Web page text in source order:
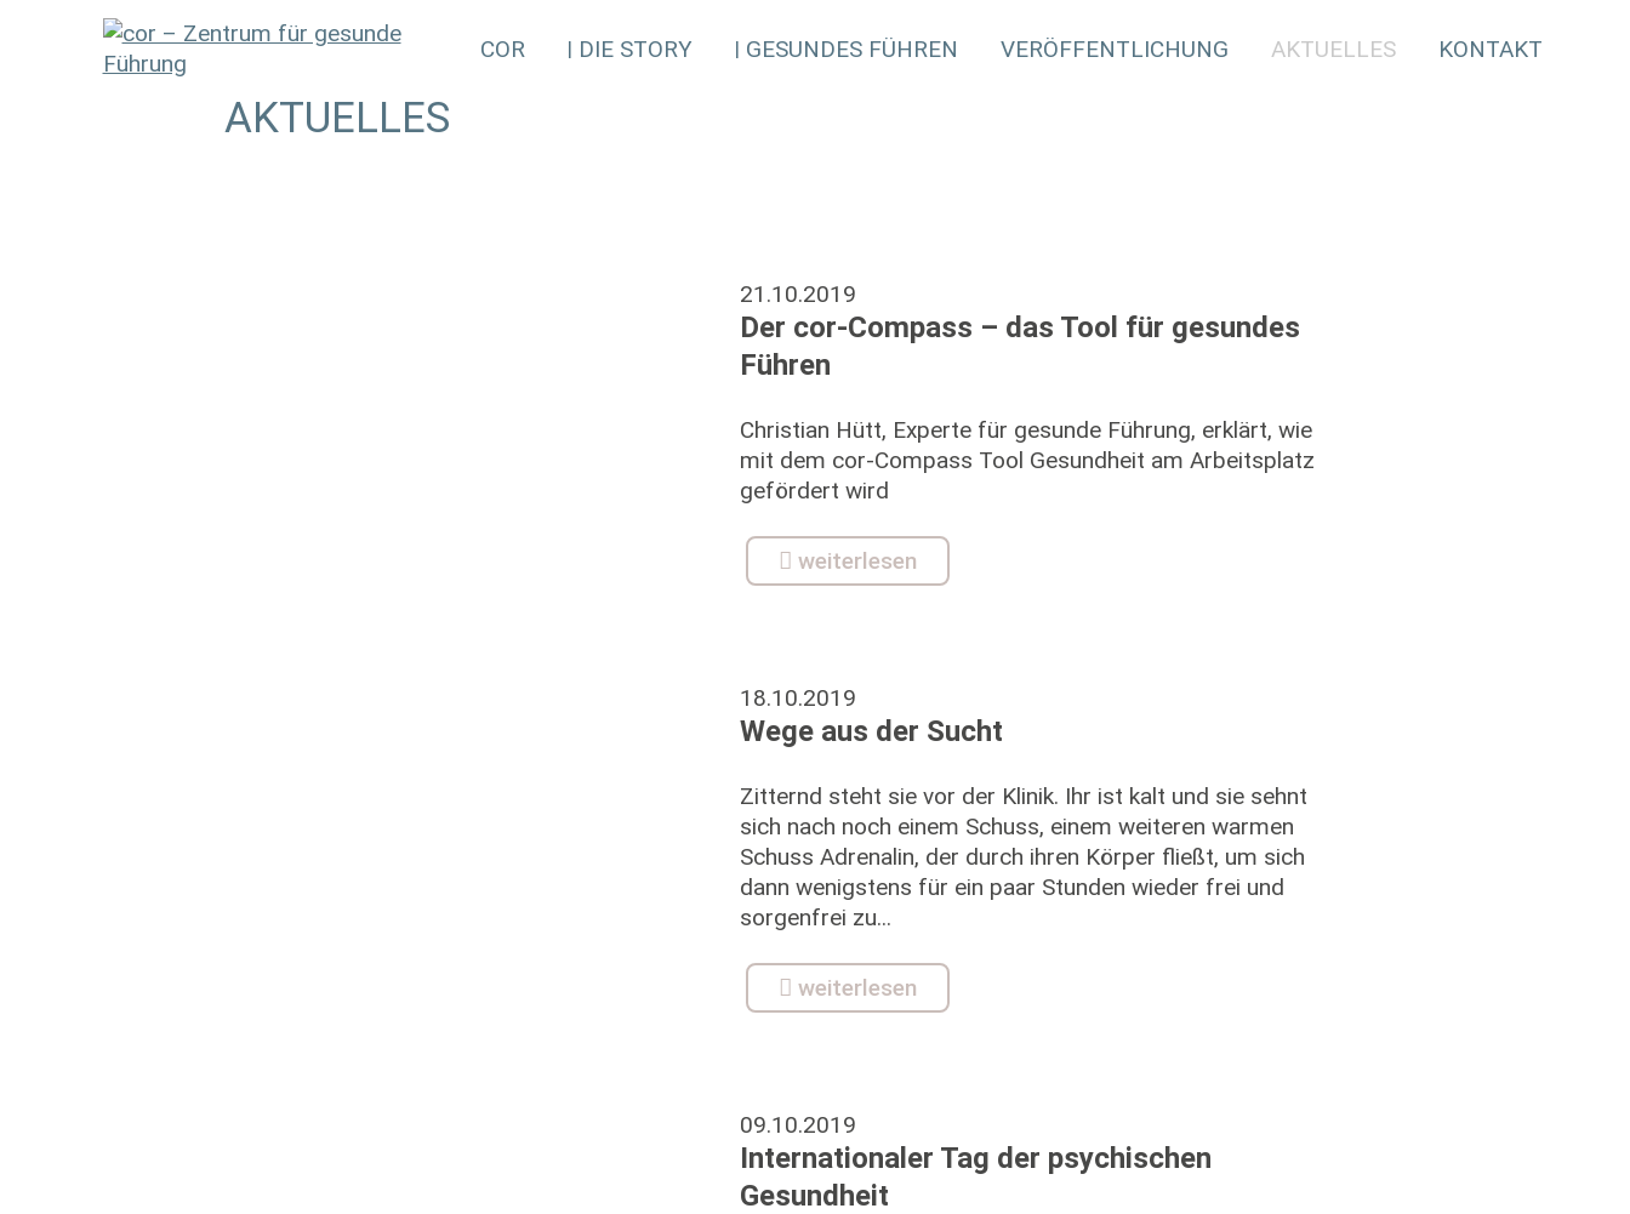
COR DIE STORY GESUNDES FÜHREN VERÖFFENTLICHUNG AKTUELLES KONTAKT
AKTUELLES
21.10.2019
Der cor-Compass – das Tool für gesundes
Führen
Christian Hütt, Experte für gesunde Führung, erklärt, wie
mit dem cor-Compass Tool Gesundheit am Arbeitsplatz
gefördert wird
weiterlesen
18.10.2019
Wege aus der Sucht
Zitternd steht sie vor der Klinik. Ihr ist kalt und sie sehnt
sich nach noch einem Schuss, einem weiteren warmen
Schuss Adrenalin, der durch ihren Körper fließt, um sich
dann wenigstens für ein paar Stunden wieder frei und
sorgenfrei zu...
weiterlesen
09.10.2019
Internationaler Tag der psychischen
Gesundheit